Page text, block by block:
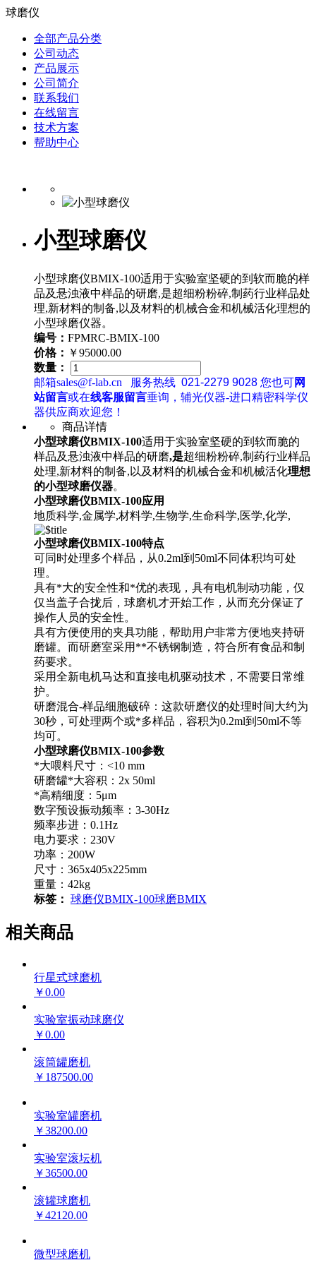
球磨仪
全部产品分类
公司动态
产品展示
公司简介
联系我们
在线留言
技术方案
帮助中心
小型球磨仪
小型球磨仪BMIX-100适用于实验室坚硬的到软而脆的样
品及悬浊液中样品的研磨,是超细粉粉碎,制药行业样品处
理,新材料的制备,以及材料的机械合金和机械活化理想的
小型球磨仪器。
编号： FPMRC-BMIX-100
价格： ￥95000.00
数量：
邮箱sales@f-lab.cn
服务热线 021-2279 9028 您也可网
站留言或在线客服留言垂询，辅光仪器-进口精密科学仪
器供应商欢迎您！
商品详情
小型球磨仪BMIX-100适用于实验室坚硬的到软而脆的
样品及悬浊液中样品的研磨,是超细粉粉碎,制药行业样品
处理,新材料的制备,以及材料的机械合金和机械活化理想
的小型球磨仪器。
小型球磨仪BMIX-100应用
地质科学,金属学,材料学,生物学,生命科学,医学,化学,
小型球磨仪BMIX-100特点
可同时处理多个样品，从0.2ml到50ml不同体积均可处
理。
具有*大的安全性和*优的表现，具有电机制动功能，仅
仅当盖子合拢后，球磨机才开始工作，从而充分保证了
操作人员的安全性。
具有方便使用的夹具功能，帮助用户非常方便地夹持研
磨罐。而研磨室采用**不锈钢制造，符合所有食品和制
药要求。
采用全新电机马达和直接电机驱动技术，不需要日常维
护。
研磨混合-样品细胞破碎：这款研磨仪的处理时间大约为
30秒，可处理两个或*多样品，容积为0.2ml到50ml不等
均可。
小型球磨仪BMIX-100参数
*大喂料尺寸：<10 mm
研磨罐*大容积：2x 50ml
*高精细度：5μm
数字预设振动频率：3-30Hz
频率步进：0.1Hz
电力要求：230V
功率：200W
尺寸：365x405x225mm
重量：42kg
标签： 球磨仪BMIX-100球磨BMIX
相关商品
行星式球磨机
￥0.00
实验室振动球磨仪
￥0.00
滚筒罐磨机
￥187500.00
实验室罐磨机
￥38200.00
实验室滚坛机
￥36500.00
滚罐球磨机
￥42120.00
微型球磨机